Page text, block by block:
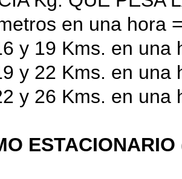
en una hora
y 19 Kms. en una
y 22 Kms. en una
y 26 Kms. en una